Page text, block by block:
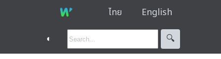
ไทย English
◐ 🔍︎